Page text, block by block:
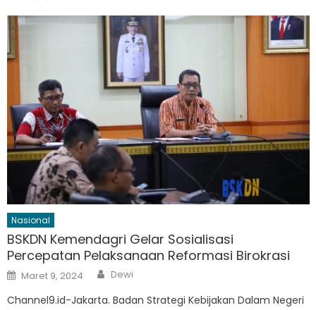
Nasional
BSKDN Kemendagri Gelar Sosialisasi
Percepatan Pelaksanaan Reformasi Birokrasi
Posted
on
Maret 9, 2024 Author
Dewi
Channel9.id-Jakarta. Badan Strategi Kebijakan Dalam Negeri